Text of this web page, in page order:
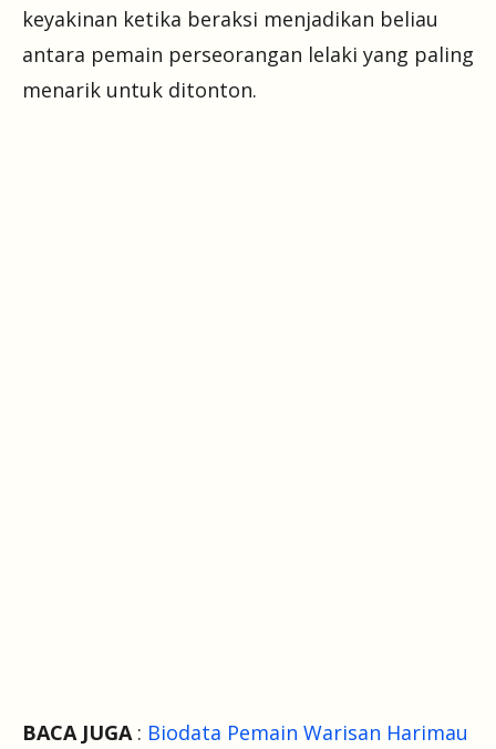
keyakinan ketika beraksi menjadikan beliau
antara pemain perseorangan lelaki yang paling
menarik untuk ditonton.
BACA JUGA: Biodata Pemain Warisan Harimau